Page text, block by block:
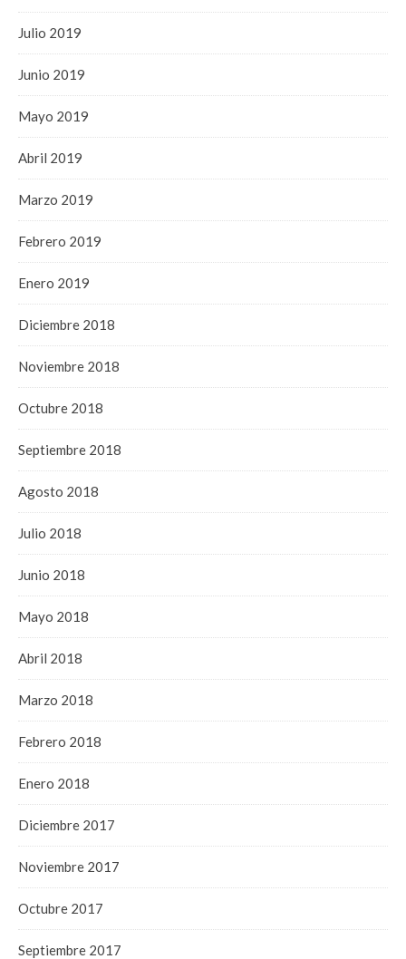
Julio 2019
Junio 2019
Mayo 2019
Abril 2019
Marzo 2019
Febrero 2019
Enero 2019
Diciembre 2018
Noviembre 2018
Octubre 2018
Septiembre 2018
Agosto 2018
Julio 2018
Junio 2018
Mayo 2018
Abril 2018
Marzo 2018
Febrero 2018
Enero 2018
Diciembre 2017
Noviembre 2017
Octubre 2017
Septiembre 2017